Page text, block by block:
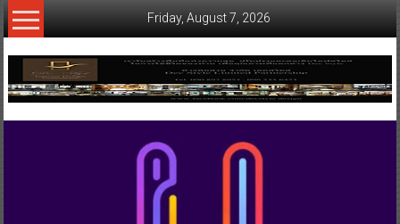
Skip
to
Friday, August 7, 2026
www.ujunctionnews.com
เว็บ
ข่าว